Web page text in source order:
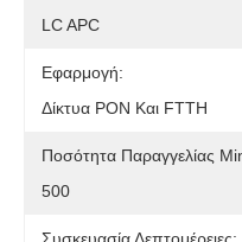
LC APC
Εφαρμογή:
Δίκτυα PON Και FTTH
Ποσότητα Παραγγελίας
500